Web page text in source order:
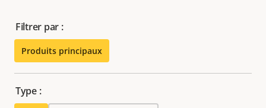
Filtrer par :
Produits principaux
Type :